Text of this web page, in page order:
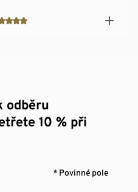
odběru
10 % při
* Povinné pole